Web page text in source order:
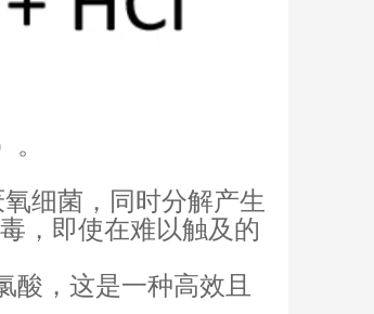
细菌，同时分解产生
，即使在难以触及的
酸，这是一种高效且